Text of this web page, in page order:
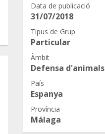
Data de publicació
31/07/2018
Tipus de Grup
Particular
Àmbit
Defensa d'animals
País
Espanya
Província
Málaga